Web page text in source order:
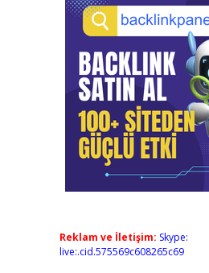
Reklam ve İletişim: Skype:
live:.cid.575569c608265c69